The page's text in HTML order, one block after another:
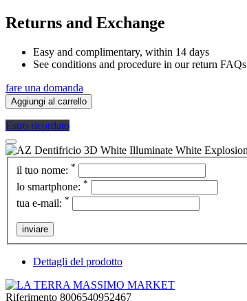
Returns and Exchange
Easy and complimentary, within 14 days
See conditions and procedure in our return FAQs
fare una domanda
Aggiungi al carrello
Estro ricordato
il tuo nome: *
lo smartphone: *
tua e-mail: *
inviare
Dettagli del prodotto
Riferimento 8006540952467